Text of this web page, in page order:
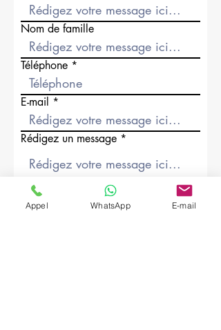
Nom de famille
Téléphone
E-mail
Rédigez un message
Société
Appel WhatsApp E-mail